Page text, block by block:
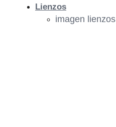
Lienzos
imagen lienzos